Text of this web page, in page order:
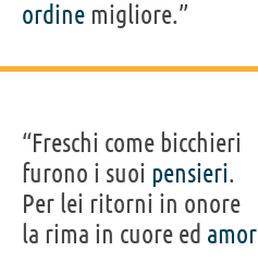
ordine migliore.”
“Freschi come bicchieri
furono i suoi pensieri.
Per lei ritorni in onore
la rima in cuore ed